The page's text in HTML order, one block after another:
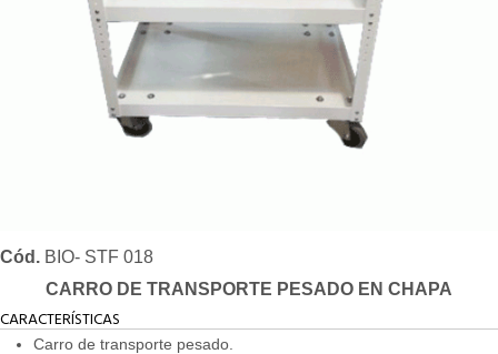
Cód. BIO- STF 018
CARRO DE TRANSPORTE PESADO EN CHAPA
CARACTERÍSTICAS
Carro de transporte pesado.